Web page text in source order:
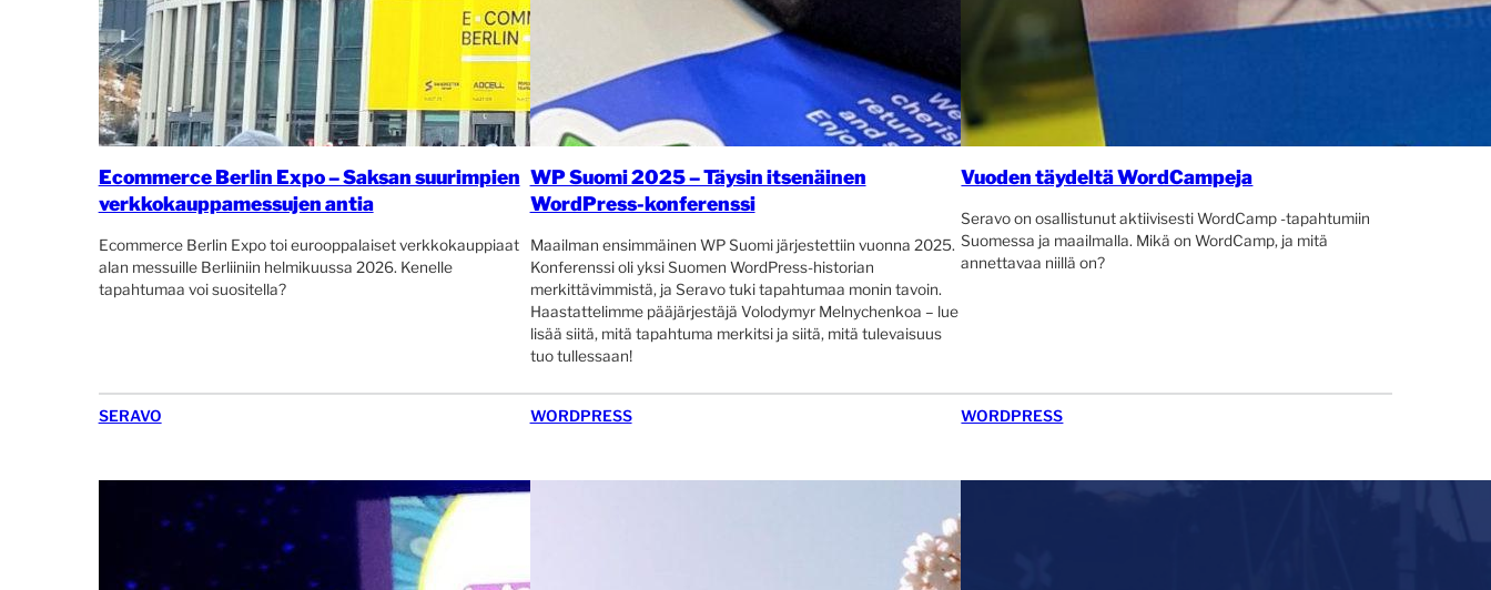
Ecommerce Berlin Expo – Saksan suurimpien
verkkokauppamessujen antia
Ecommerce Berlin Expo toi eurooppalaiset verkkokauppiaat
alan messuille Berliiniin helmikuussa 2026. Kenelle
tapahtumaa voi suositella?
SERAVO
WP Suomi 2025 – Täysin itsenäinen
WordPress-konferenssi
Maailman ensimmäinen WP Suomi järjestettiin vuonna 2025.
Konferenssi oli yksi Suomen WordPress-historian
merkittävimmistä, ja Seravo tuki tapahtumaa monin tavoin.
Haastattelimme pääjärjestäjä Volodymyr Melnychenkoa – lue
lisää siitä, mitä tapahtuma merkitsi ja siitä, mitä tulevaisuus
tuo tullessaan!
WORDPRESS
Vuoden täydeltä WordCampeja
Seravo on osallistunut aktiivisesti WordCamp -tapahtumiin
Suomessa ja maailmalla. Mikä on WordCamp, ja mitä
annettavaa niillä on?
WORDPRESS